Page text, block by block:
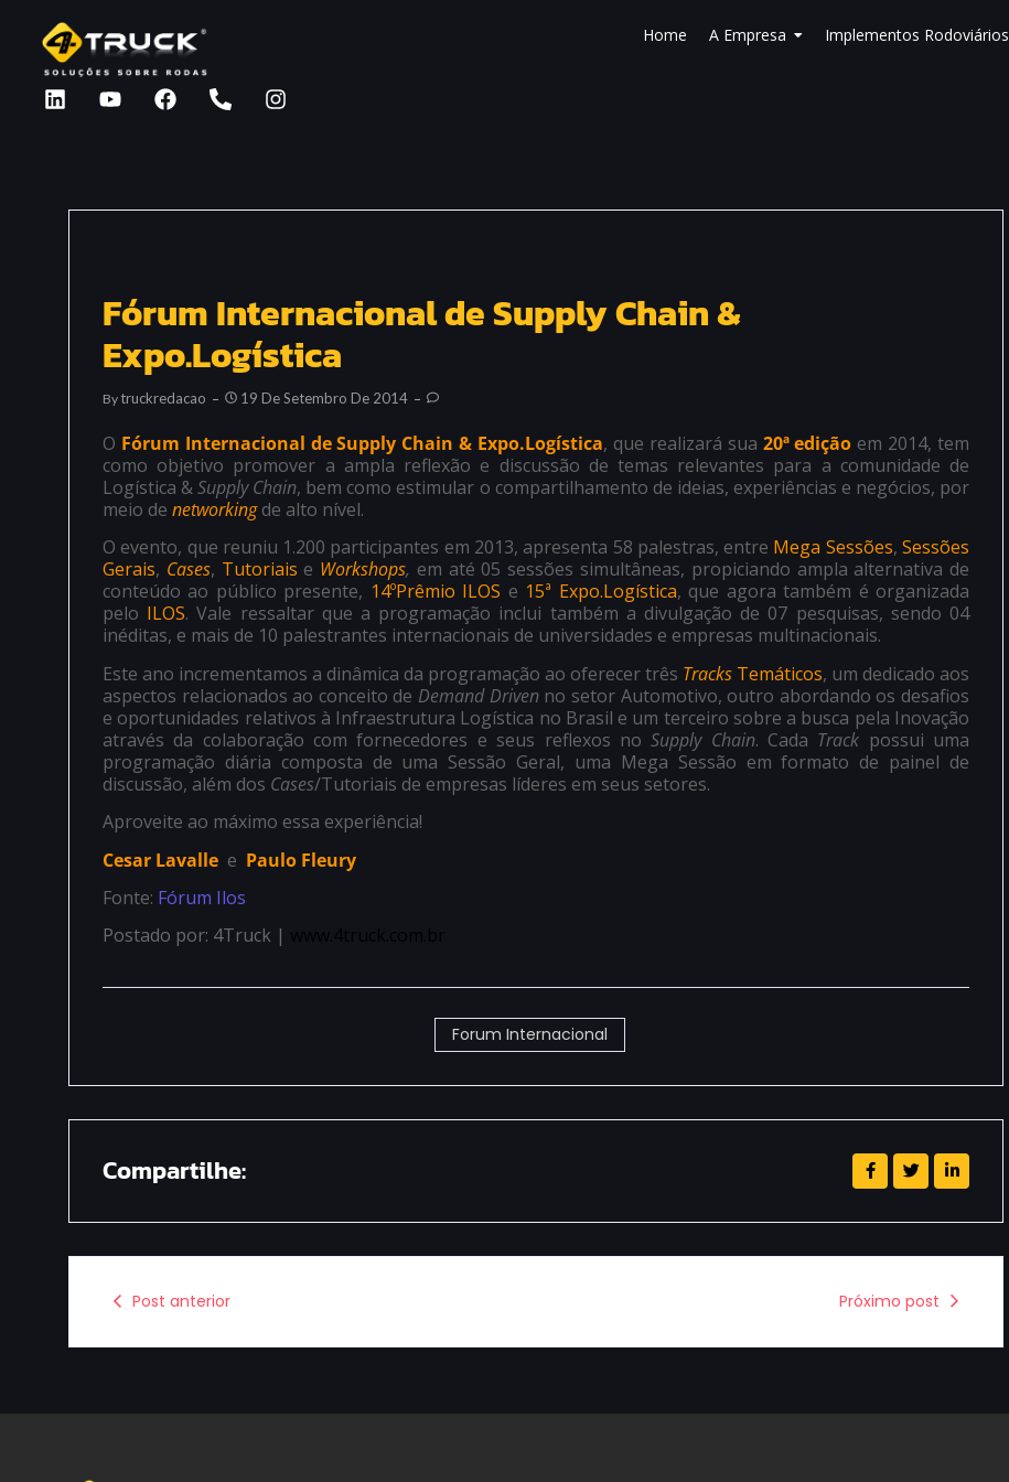
Home A Empresa Implementos Rodoviários
Fórum Internacional de Supply Chain &
Expo.Logística
ByTruckredacao 19 De Setembro De 2014
O Fórum Internacional de Supply Chain & Expo.Logística, que realizará sua 20ª edição em 2014, tem
como objetivo promover a ampla reflexão e discussão de temas relevantes para a comunidade de
Logística &Supply Chain, bem como estimular o compartilhamento de ideias, experiências e negócios, por
meio de networkingde alto nível.
O evento, que reuniu 1.200 participantes em 2013, apresenta 58 palestras, entre Mega Sessões,Sessões
Gerais, Cases, Tutoriais e Workshops, em até 05 sessões simultâneas, propiciando ampla alternativa de
conteúdo ao público presente, 14ºPrêmio ILOS e 15ª Expo.Logística, que agora também é organizada
pelo ILOS. Vale ressaltar que a programação inclui também a divulgação de 07 pesquisas, sendo 04
inéditas, e mais de 10 palestrantes internacionais de universidades e empresas multinacionais.
Este ano incrementamos a dinâmica da programação ao oferecer três Tracks Temáticos, um dedicado aos
aspectos relacionados ao conceito de Demand Drivenno setor Automotivo, outro abordando os desafios
e oportunidades relativos à Infraestrutura Logística no Brasil e um terceiro sobre a busca pela Inovação
através da colaboração com fornecedores e seus reflexos noSupply Chain. Cada Track possui uma
programação diária composta de uma Sessão Geral, uma Mega Sessão em formato de painel de
discussão, além dos Cases/Tutoriais de empresas líderes em seus setores.
Aproveite ao máximo essa experiência!
Cesar Lavalle e Paulo Fleury
Fonte: Fórum Ilos
Postado por: 4Truck | www.4truck.com.br
Forum Internacional
Compartilhe:
Post anterior Próximo post